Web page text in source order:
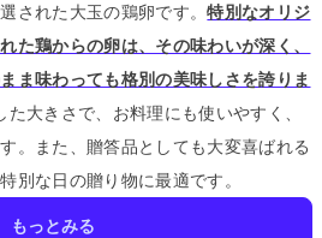
された大玉の鶏卵です。特別なオリジ
た鶏からの卵は、その味わいが深く、
ま味わっても格別の美味しさを誇りま
大きさで、お料理にも使いやすく、
。
また、贈答品としても大変喜ばれる
別な日の贈り物に最適です。
もっとみる